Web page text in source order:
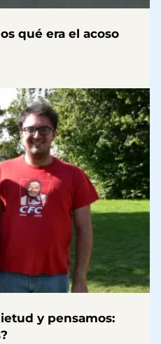
qué era el acoso
y pensamos: